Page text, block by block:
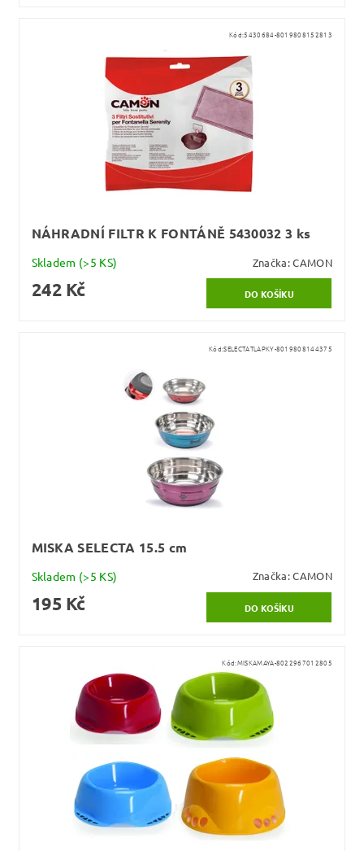
Kód:5430684-8019808152813
NÁHRADNÍ FILTR K FONTÁNĚ 5430032 3 ks
Skladem (>5 KS) Značka:CAMON
242 Kč
Kód:SELECTATLAPKY-8019808144375
MISKA SELECTA 15.5 cm
Skladem (>5 KS) Značka:CAMON
195 Kč
Kód:MISKAMAYA-8022967012805